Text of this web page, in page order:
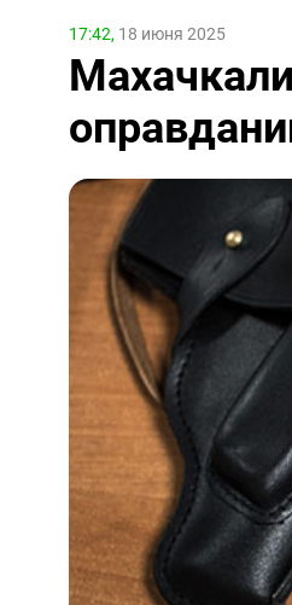
17:42, 18 июня 2025